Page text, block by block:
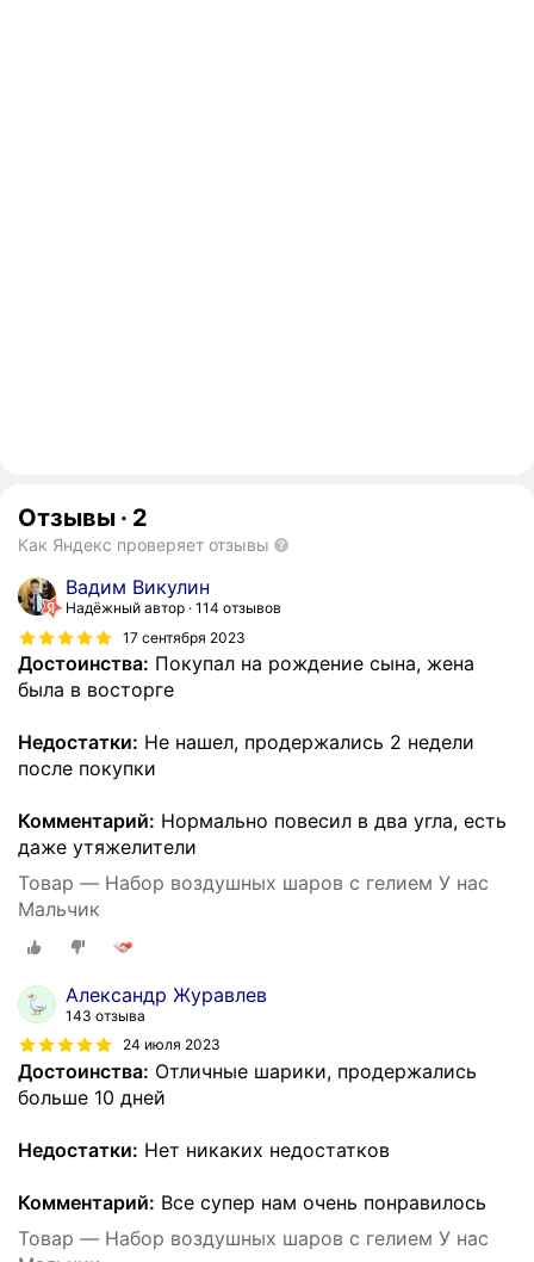
Отзывы · 2
Как Яндекс проверяет отзывы
Вадим Викулин
Надёжный автор 114 отзывов
17 сентября 2023
Достоинства: Покупал на рождение сына, жена
была в восторге
Недостатки: Не нашел, продержались 2 недели
после покупки
Комментарий: Нормально повесил в два угла, есть
даже утяжелители
Товар — Набор воздушных шаров с гелием У нас
Мальчик
Александр Журавлев
143 отзыва
24 июля 2023
Достоинства: Отличные шарики, продержались
больше 10 дней
Недостатки: Нет никаких недостатков
Комментарий: Все супер нам очень понравилось
Товар — Набор воздушных шаров с гелием У нас